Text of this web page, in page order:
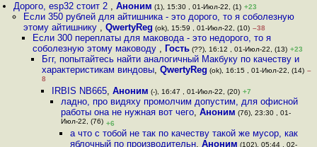
Дорого, esp32 стоит 2 ,Аноним (1), 15:30 , 01-Июл-22, (1) +23
Если 350 рублей для айтишника - это дорого, то я соболезную
этому айтишнику , QwertyReg (ok), 15:59 , 01-Июл-22, (10) –38
Если 300 переплаты для маковода - это недорого, то я
соболезную этому маководу , Гость(??), 16:12 , 01-Июл-22, (13) +23
Бгг, попытайтесь найти аналогичный Макбуку по качеству и
характеристикам виндовы,QwertyReg (ok), 16:15 , 01-Июл-22, (14) –
8
IRBIS NB665, Аноним (-), 16:47 , 01-Июл-22, (20) +7
ладно, про видяху промолчим допустим, для офисной
работы она не нужная вот чего, Аноним (76), 23:30 , 01-
Июл-22, (76) +6
а что с тобой не так по качеству такой же мусор, как
яблочный по производительн,Аноним (102), 05:44 , 02-